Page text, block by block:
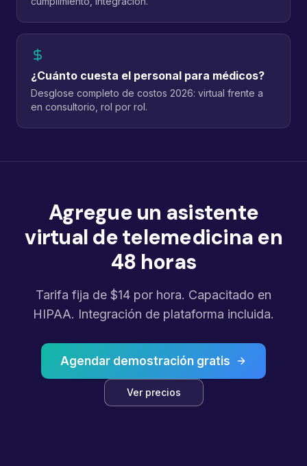
¿Cuánto cuesta el personal para médicos?
Desglose completo de costos 2026: virtual frente a
en consultorio, rol por rol.
Agregue un asistente
virtual de telemedicina en
48 horas
Tarifa fija de $14 por hora. Capacitado en
HIPAA. Integración de plataforma incluida.
Agendar demostración gratis
Ver precios